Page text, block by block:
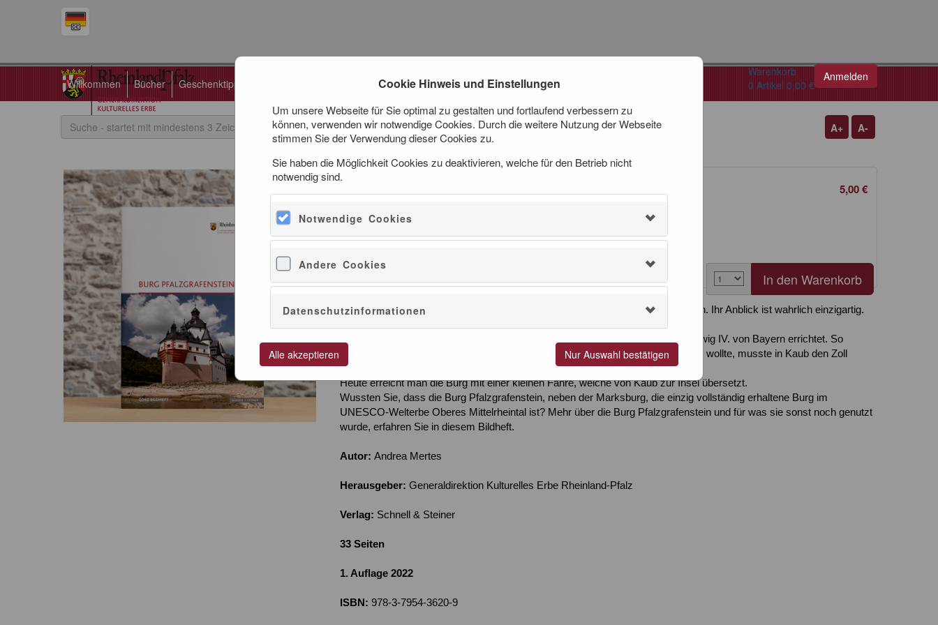
Cookie Hinweis und Einstellungen
Um unsere Webseite für Sie optimal zu gestalten und fortlaufend verbessern zu
können, verwenden wir notwendige Cookies. Durch die weitere Nutzung der Webseite
stimmen Sie der Verwendung dieser Cookies zu.
Sie haben die Möglichkeit Cookies zu deaktivieren, welche für den Betrieb nicht
notwendig sind.
Notwendige Cookies
Andere Cookies
Datenschutzinformationen
Alle akzeptieren Nur Auswahl bestätigen
Warenkorb
0 Artikel 0,00 €
Anmelden
Willkommen Bücher Geschenktipps
A-
A+
5,00 €
00.99.005.0457
Auf einer kleinen Felseninsel, inmitten des Rheins, liegt die Burg Pfalzgrafenstein. Ihr Anblick ist wahrlich einzigartig.
Bereits 1327 wurde an dieser Stelle der erste Zollturm im Auftrag von König Ludwig IV. von Bayern errichtet. So
entsteht im Rhein eine Zollstation, an der niemand vorbeikommt. Wer hier vorbei wollte, musste in Kaub den Zoll
entrichten. Die Pfalzgrafenstein wurde somit zur lukrativen Einnahmequelle.
Heute erreicht man die Burg mit einer kleinen Fähre, welche von Kaub zur Insel übersetzt.
Wussten Sie, dass die Burg Pfalzgrafenstein, neben der Marksburg, die einzig vollständig erhaltene Burg im
UNESCO-Welterbe Oberes Mittelrheintal ist? Mehr über die Burg Pfalzgrafenstein und für was sie sonst noch genutzt
wurde, erfahren Sie in diesem Bildheft.
Autor: Andrea Mertes
Herausgeber: Generaldirektion Kulturelles Erbe Rheinland-Pfalz
Verlag: Schnell & Steiner
33 Seiten
1. Auflage 2022
ISBN: 978-3-7954-3620-9